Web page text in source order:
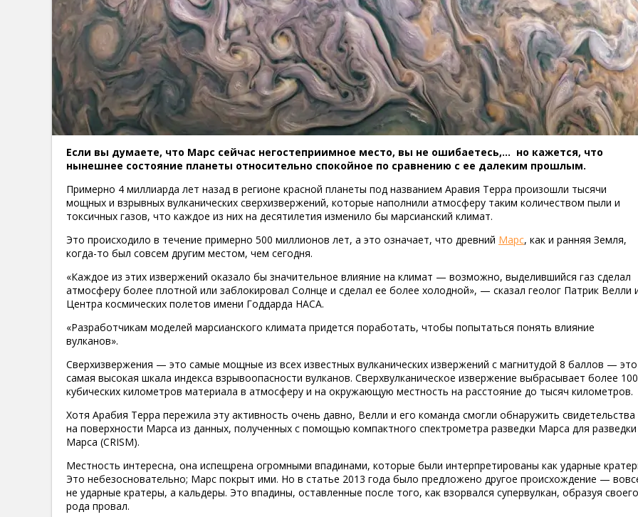
Если вы думаете, что Марс сейчас негостеприимное место, вы не ошибаетесь,… но кажется, что
нынешнее состояние планеты относительно спокойное по сравнению с ее далеким прошлым.
Примерно 4 миллиарда лет назад в регионе красной планеты под названием Аравия Терра произошли тысячи
мощных и взрывных вулканических сверхизвержений, которые наполнили атмосферу таким количеством пыли и
токсичных газов, что каждое из них на десятилетия изменило бы марсианский климат.
Это происходило в течение примерно 500 миллионов лет, а это означает, что древний Марс, как и ранняя Земля,
когда-то был совсем другим местом, чем сегодня.
«Каждое из этих извержений оказало бы значительное влияние на климат — возможно, выделившийся газ сделал
атмосферу более плотной или заблокировал Солнце и сделал ее более холодной», — сказал геолог Патрик Велли
Центра космических полетов имени Годдарда НАСА.
«Разработчикам моделей марсианского климата придется поработать, чтобы попытаться понять влияние
вулканов».
Сверхизвержения — это самые мощные из всех известных вулканических извержений с магнитудой 8 баллов — это
самая высокая шкала индекса взрывоопасности вулканов. Сверхвулканическое извержение выбрасывает более
кубических километров материала в атмосферу и на окружающую местность на расстояние до тысяч километров.
Хотя Арабия Терра пережила эту активность очень давно, Велли и его команда смогли обнаружить свидетельства
на поверхности Марса из данных, полученных с помощью компактного спектрометра разведки Марса для разведки
Марса (CRISM).
Местность интересна, она испещрена огромными впадинами, которые были интерпретированы как ударные
Это небезосновательно; Марс покрыт ими. Но в статье 2013 года было предложено другое происхождение —
не ударные кратеры, а кальдеры. Это впадины, оставленные после того, как взорвался супервулкан, образуя своего
рода провал.